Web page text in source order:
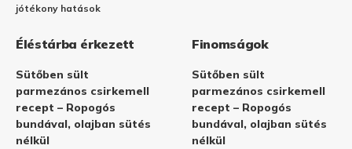
jótékony hatások
Éléstárba érkezett
Sütőben sült
parmezános csirkemell
recept – Ropogós
bundával, olajban sütés
nélkül
Finomságok
Sütőben sült
parmezános csirkemell
recept – Ropogós
bundával, olajban sütés
nélkül